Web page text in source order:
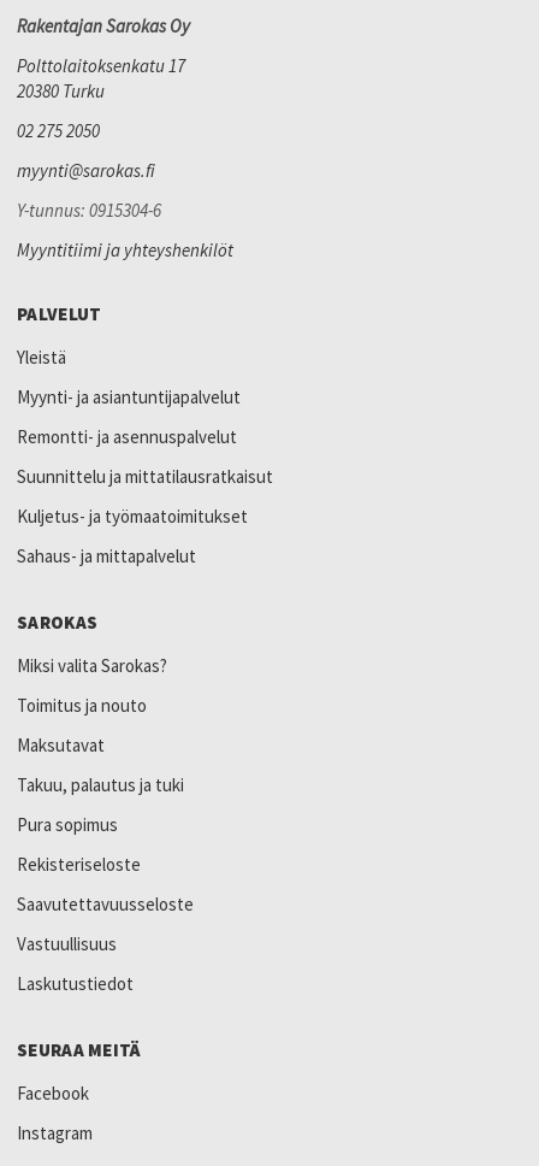
Rakentajan Sarokas Oy
Polttolaitoksenkatu 17
20380 Turku
02 275 2050
myynti@sarokas.fi
Y-tunnus: 0915304-6
Myyntitiimi ja yhteyshenkilöt
PALVELUT
Yleistä
Myynti- ja asiantuntijapalvelut
Remontti- ja asennuspalvelut
Suunnittelu ja mittatilausratkaisut
Kuljetus- ja työmaatoimitukset
Sahaus- ja mittapalvelut
SAROKAS
Miksi valita Sarokas?
Toimitus ja nouto
Maksutavat
Takuu, palautus ja tuki
Pura sopimus
Rekisteriseloste
Saavutettavuusseloste
Vastuullisuus
Laskutustiedot
SEURAA MEITÄ
Facebook
Instagram